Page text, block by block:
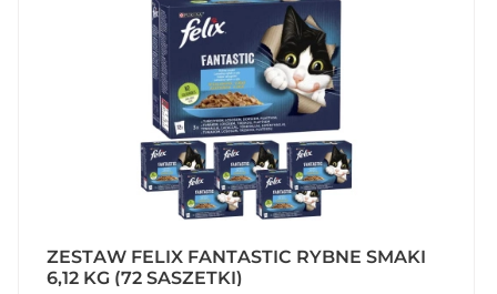
ZESTAW FELIX FANTASTIC RYBNE SMAKI
6,12 KG (72 SASZETKI)